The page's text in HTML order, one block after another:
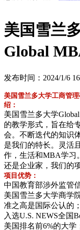
美国雪兰
Global
发布时间：2024/1/6
美国雪兰多大学工商管
绍：
美国雪兰多大学
的教学形式，旨在给
会。不断迭代的知识
是我们的特长。灵活
作，生活和MBA学习
还是企业家，我们的
项目优势：
中国教育部涉外监管
美国雪兰多大学商学
准之高是国际公认的；
入选U.S. NEWS全国
美国排名前6%的大学